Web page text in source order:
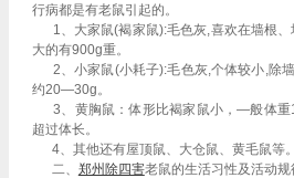
行病都是有老鼠引起的。
1、大家鼠(褐家鼠):毛色灰,喜欢在墙根、
大的有900g重。
2、小家鼠(小耗子):毛色灰,个体较小,除
约20—30g。
3、黄胸鼠：体形比褐家鼠小，—般体重
超过体长。
4、其他还有屋顶鼠、大仓鼠、黄毛鼠等。
二、 郑州除四害老鼠的生活习性及活动规